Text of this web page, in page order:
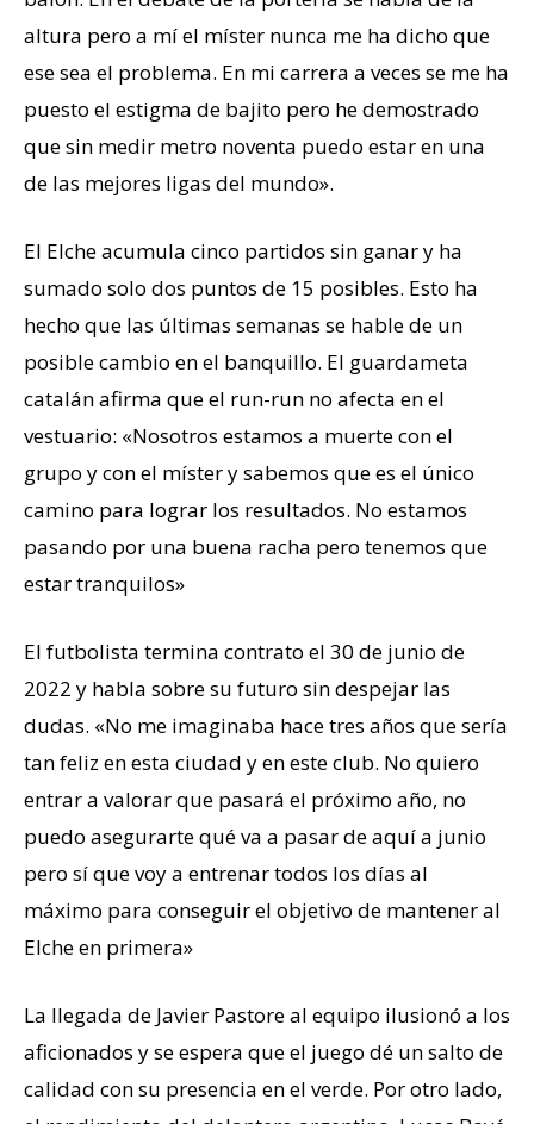
altura pero a mí el míster nunca me ha dicho que
ese sea el problema. En mi carrera a veces se me ha
puesto el estigma de bajito pero he demostrado
que sin medir metro noventa puedo estar en una
de las mejores ligas del mundo».
El Elche acumula cinco partidos sin ganar y ha
sumado solo dos puntos de 15 posibles. Esto ha
hecho que las últimas semanas se hable de un
posible cambio en el banquillo. El guardameta
catalán afirma que el run-run no afecta en el
vestuario: «Nosotros estamos a muerte con el
grupo y con el míster y sabemos que es el único
camino para lograr los resultados. No estamos
pasando por una buena racha pero tenemos que
estar tranquilos»
El futbolista termina contrato el 30 de junio de
2022 y habla sobre su futuro sin despejar las
dudas. «No me imaginaba hace tres años que sería
tan feliz en esta ciudad y en este club. No quiero
entrar a valorar que pasará el próximo año, no
puedo asegurarte qué va a pasar de aquí a junio
pero sí que voy a entrenar todos los días al
máximo para conseguir el objetivo de mantener al
Elche en primera»
La llegada de Javier Pastore al equipo ilusionó a los
aficionados y se espera que el juego dé un salto de
calidad con su presencia en el verde. Por otro lado,